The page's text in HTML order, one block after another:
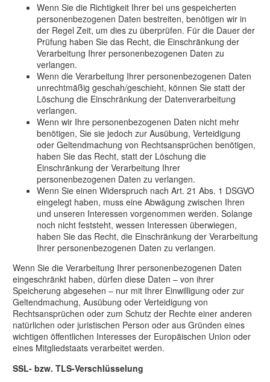
Wenn Sie die Richtigkeit Ihrer bei uns gespeicherten
personenbezogenen Daten bestreiten, benötigen wir in
der Regel Zeit, um dies zu überprüfen. Für die Dauer der
Prüfung haben Sie das Recht, die Einschränkung der
Verarbeitung Ihrer personenbezogenen Daten zu
verlangen.
Wenn die Verarbeitung Ihrer personenbezogenen Daten
unrechtmäßig geschah/geschieht, können Sie statt der
Löschung die Einschränkung der Datenverarbeitung
verlangen.
Wenn wir Ihre personenbezogenen Daten nicht mehr
benötigen, Sie sie jedoch zur Ausübung, Verteidigung
oder Geltendmachung von Rechtsansprüchen benötigen,
haben Sie das Recht, statt der Löschung die
Einschränkung der Verarbeitung Ihrer
personenbezogenen Daten zu verlangen.
Wenn Sie einen Widerspruch nach Art. 21 Abs. 1 DSGVO
eingelegt haben, muss eine Abwägung zwischen Ihren
und unseren Interessen vorgenommen werden. Solange
noch nicht feststeht, wessen Interessen überwiegen,
haben Sie das Recht, die Einschränkung der Verarbeitung
Ihrer personenbezogenen Daten zu verlangen.
Wenn Sie die Verarbeitung Ihrer personenbezogenen Daten
eingeschränkt haben, dürfen diese Daten – von ihrer
Speicherung abgesehen – nur mit Ihrer Einwilligung oder zur
Geltendmachung, Ausübung oder Verteidigung von
Rechtsansprüchen oder zum Schutz der Rechte einer anderen
natürlichen oder juristischen Person oder aus Gründen eines
wichtigen öffentlichen Interesses der Europäischen Union oder
eines Mitgliedstaats verarbeitet werden.
SSL- bzw. TLS-Verschlüsselung